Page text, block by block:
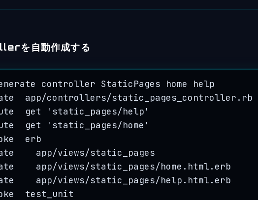
を自動作成する
controller StaticPages home help
app/controllers/static_pages_controller. rb
get
' static_pages/help '
get
' static_pages/home '
erb
app/views/static_pages
app/views/static_pages/home. html . erb
app/views/static_pages/help. html . erb
test_unit